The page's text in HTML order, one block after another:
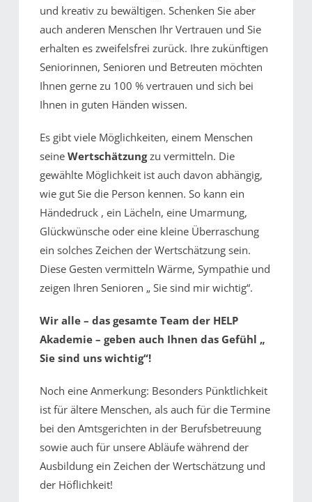
und kreativ zu bewältigen. Schenken Sie aber
auch anderen Menschen Ihr Vertrauen und Sie
erhalten es zweifelsfrei zurück. Ihre zukünftigen
Seniorinnen, Senioren und Betreuten möchten
Ihnen gerne zu 100 % vertrauen und sich bei
Ihnen in guten Händen wissen.
Es gibt viele Möglichkeiten, einem Menschen
seineWertschätzungzu vermitteln. Die
gewählte Möglichkeit ist auch davon abhängig,
wie gut Sie die Person kennen. So kann ein
Händedruck , ein Lächeln, eine Umarmung,
Glückwünsche oder eine kleine Überraschung
ein solches Zeichen der Wertschätzung sein.
Diese Gesten vermitteln Wärme, Sympathie und
zeigen Ihren Senioren „ Sie sind mir wichtig“.
Wir alle – das gesamte Team der HELP
Akademie – geben auch Ihnen das Gefühl „
Sie sind uns wichtig“!
Noch eine Anmerkung: Besonders Pünktlichkeit
ist für ältere Menschen, als auch für die Termine
bei den Amtsgerichten in der Berufsbetreuung
sowie auch für unsere Abläufe während der
Ausbildung ein Zeichen der Wertschätzung und
der Höflichkeit!